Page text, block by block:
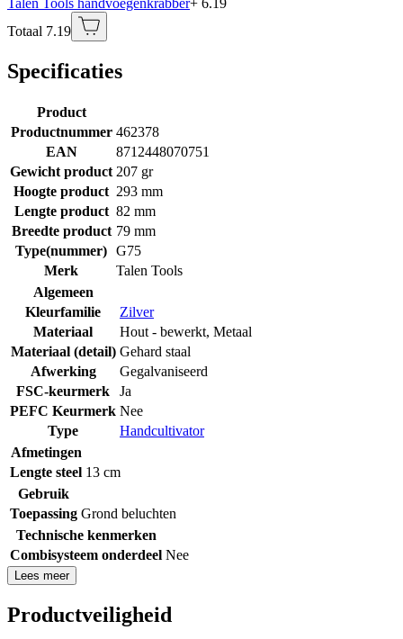
Talen Tools handvoegenkrabber+ 6.19
Totaal 7.19
Specificaties
Product
Productnummer 462378
EAN
8712448070751
Gewicht product 207 gr
Hoogte product 293 mm
Lengte product 82 mm
Breedte product 79 mm
Type(nummer) G75
Merk
Talen Tools
Algemeen
Kleurfamilie
Zilver
Materiaal
Hout - bewerkt, Metaal
Materiaal (detail) Gehard staal
Afwerking
Gegalvaniseerd
FSC-keurmerk
Ja
PEFC Keurmerk Nee
Type
Handcultivator
Afmetingen
Lengte steel 13 cm
Gebruik
Toepassing Grond beluchten
Technische kenmerken
Combisysteem onderdeel Nee
Lees meer
Productveiligheid